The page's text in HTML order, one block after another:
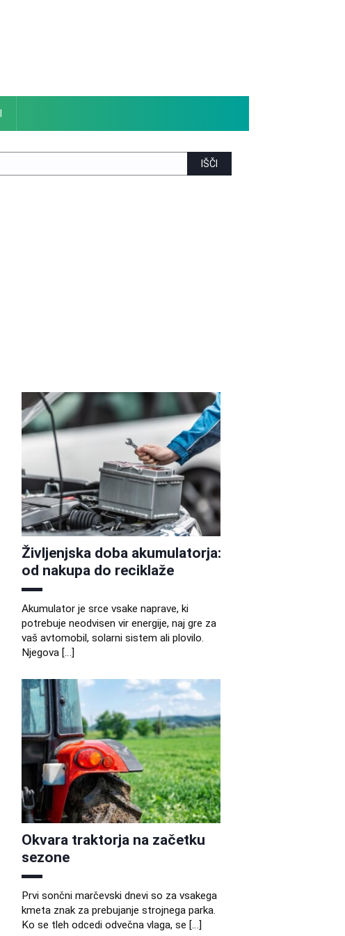
Življenjska doba akumulatorja:
od nakupa do reciklaže
Akumulator je srce vsake naprave, ki
potrebuje neodvisen vir energije, naj gre za
vaš avtomobil, solarni sistem ali plovilo.
Njegova […]
Okvara traktorja na začetku
sezone
Prvi sončni marčevski dnevi so za vsakega
kmeta znak za prebujanje strojnega parka.
Ko se tleh odcedi odvečna vlaga, se […]